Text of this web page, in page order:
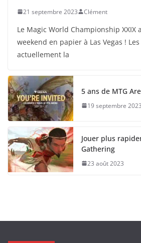
21 septembre 2023 Clément
Le Magic World Championship XXIX
weekend en papier à Las Vegas !
actuellement la
5 ans de MTG
19 septembre 2023
Jouer plus
Gathering
23 août 2023